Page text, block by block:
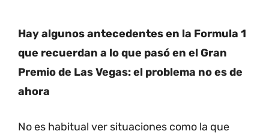
Hay algunos antecedentes en la Formula 1
que recuerdan a lo que pasó en el Gran
Premio de Las Vegas: el problema no es de
ahora
No es habitual ver situaciones como la que